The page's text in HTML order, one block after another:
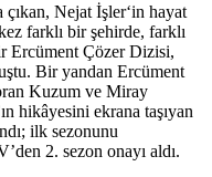
çıkan, Nejat İşler‘in hayat
farklı bir şehirde, farklı
Ercüment Çözer Dizisi,
Bir yandan Ercüment
Kuzum ve Miray
hikâyesini ekrana taşıyan
ilk sezonunu
2. sezon onayı aldı.